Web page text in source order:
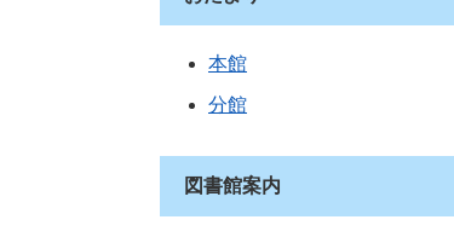
本館
分館
図書館案内